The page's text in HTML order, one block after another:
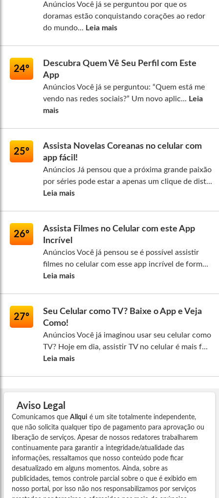
Anúncios Você já se perguntou por que os
doramas estão conquistando corações ao redor
do mundo... Leia mais
24º
Descubra Quem Vê Seu Perfil com Este
App
Anúncios Você já se perguntou: “Quem está me
vendo nas redes sociais?” Um novo aplic... Leia
mais
25º
Assista Novelas Coreanas no celular com
app fácil!
Anúncios Já pensou que a próxima grande paixão
por séries pode estar a apenas um clique de dist...
Leia mais
26º
Assista Filmes no Celular com este App
Incrível
Anúncios Você já pensou se é possível assistir
filmes no celular com esse app incrível de form...
Leia mais
27º
Seu Celular como TV? Baixe o App e Veja
Como!
Anúncios Você já imaginou usar seu celular como
TV? Hoje em dia, assistir TV no celular é mais f...
Leia mais
Aviso Legal
Comunicamos que Allqui é um site totalmente independente,
que não solicita qualquer tipo de pagamento para aprovação ou
liberação de serviços. Apesar de nossos redatores trabalharem
continuamente para garantir a integridade/atualidade das
informações, ressaltamos que nosso conteúdo pode ficar
desatualizado em alguns momentos. Ainda, sobre as
publicidades, temos controle parcial sobre o que é exibido em
nosso portal, por isso não nos responsabilizamos por serviços